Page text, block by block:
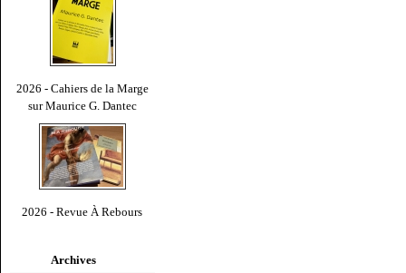
2026 - Cahiers de la Marge
sur Maurice G. Dantec
2026 - Revue À Rebours
Archives